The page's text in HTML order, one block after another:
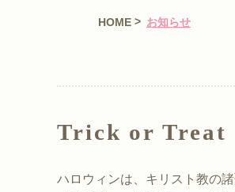
HOME > お知らせ
Trick or Treat
ハロウィンは、キリスト教の